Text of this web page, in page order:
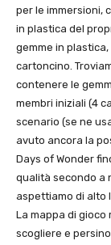
per le immersioni,
in plastica del
gemme in
cartoncino.
contenere le
membri iniziali (4
scenario (se ne
avuto ancora la
Days of Wonder
qualità secondo a
aspettiamo di alto
La mappa di gioco
scogliere e